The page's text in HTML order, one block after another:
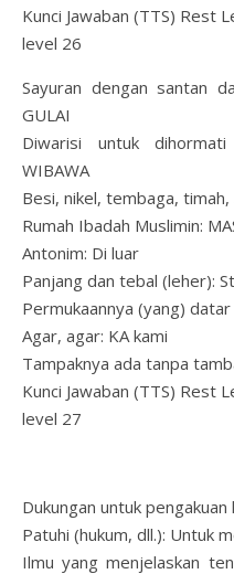
Kunci Jawaban (TTS) Rest
level 26
Sayuran dengan santan
GULAI
Diwarisi untuk
WIBAWA
Besi, nikel, tembaga,
Rumah Ibadah Muslimin:
Antonim: Di luar
Panjang dan tebal (leher):
Permukaannya (yang)
Agar, agar: KA kami
Tampaknya ada tanpa
Kunci Jawaban (TTS) Rest
level 27
Dukungan untuk
Patuhi (hukum, dll.): Untuk
Ilmu yang menjelaskan